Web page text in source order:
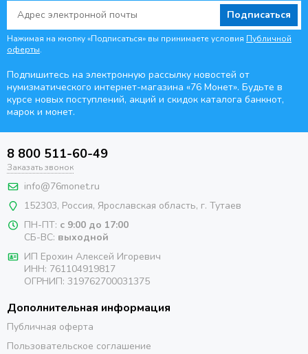
Подписаться
Нажимая на кнопку «Подписаться» вы принимаете условия Публичной
оферты.
Подпишитесь на электронную рассылку новостей от
нумизматического интернет-магазина «76 Монет». Будьте в
курсе новых поступлений, акций и скидок каталога банкнот,
марок и монет.
8 800 511-60-49
Заказать звонок
info@76monet.ru
152303, Россия, Ярославская область, г. Тутаев
ПН-ПТ: с 9:00 до 17:00
СБ-ВС: выходной
ИП Ерохин Алексей Игоревич
ИНН: 761104919817
ОГРНИП: 319762700031375
Дополнительная информация
Публичная оферта
Пользовательское соглашение